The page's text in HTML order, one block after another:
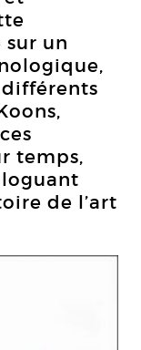
un
temps,
de l’art